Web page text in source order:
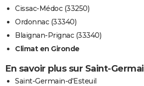
Cissac-Médoc (33250)
Ordonnac (33340)
Blaignan-Prignac (33340)
Climat en Gironde
En savoir plus sur Saint-
Saint-Germain-d'Esteuil